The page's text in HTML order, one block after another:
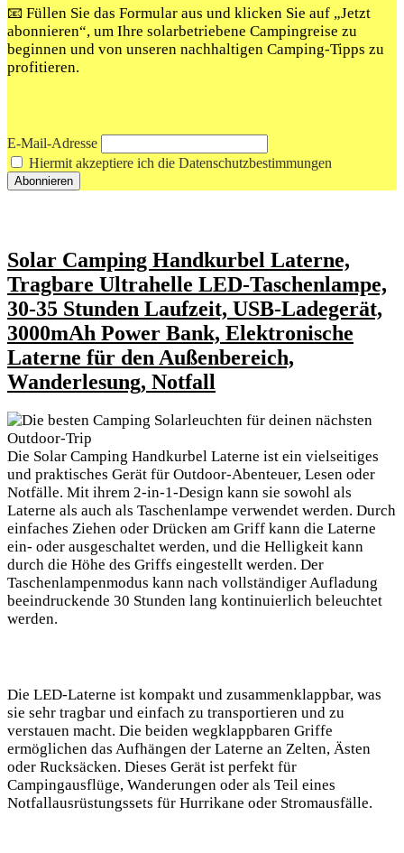
📧 Füllen Sie das Formular aus und klicken Sie auf „Jetzt
abonnieren“, um Ihre solarbetriebene Campingreise zu
beginnen und von unseren nachhaltigen Camping-Tipps zu
profitieren.
E-Mail-Adresse
Hiermit akzeptiere ich die Datenschutzbestimmungen
Solar Camping Handkurbel Laterne,
Tragbare Ultrahelle LED-Taschenlampe,
30-35 Stunden Laufzeit, USB-Ladegerät,
3000mAh Power Bank, Elektronische
Laterne für den Außenbereich,
Wanderlesung, Notfall
Die Solar Camping ‌Handkurbel Laterne ist ein vielseitiges
und praktisches Gerät ‍für Outdoor-Abenteuer, Lesen oder
Notfälle. Mit ihrem 2-in-1-Design kann sie sowohl als
Laterne als auch als Taschenlampe verwendet ‌werden. Durch
einfaches Ziehen oder Drücken am Griff kann die Laterne
ein- oder ausgeschaltet werden, und die Helligkeit kann
durch‌ die​ Höhe des Griffs eingestellt werden. Der
Taschenlampenmodus kann nach vollständiger Aufladung
beeindruckende 30 Stunden lang kontinuierlich beleuchtet
werden.
Die LED-Laterne ist kompakt und ⁣zusammenklappbar, was
sie sehr tragbar und einfach zu transportieren und zu
verstauen macht. Die beiden ‌wegklappbaren Griffe
ermöglichen das Aufhängen ‌der Laterne⁣ an Zelten, Ästen
oder Rucksäcken. Dieses Gerät⁢ ist⁢ perfekt für
Campingausflüge, Wanderungen oder ‌als Teil⁢ eines
Notfallausrüstungssets für Hurrikane oder Stromausfälle. ⁣